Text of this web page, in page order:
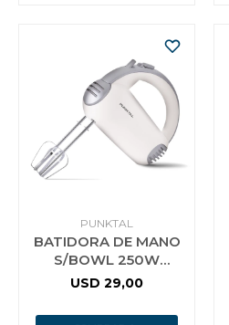
PUNKTAL
BATIDORA DE MANO
S/BOWL 250W
PUNKTAL 723
USD 29,00